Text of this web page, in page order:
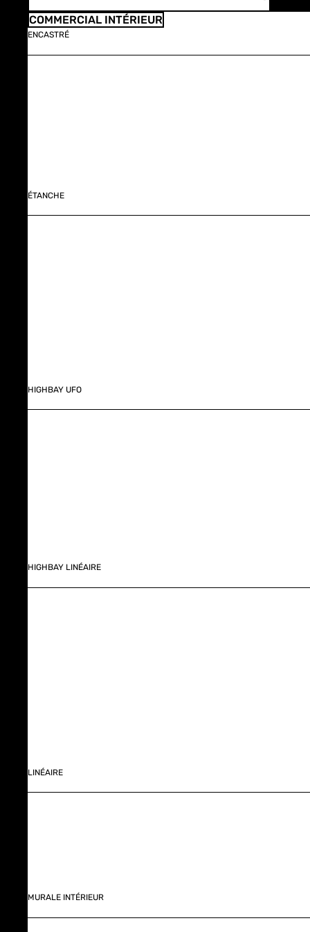
COMMERCIAL INTÉRIEUR
ENCASTRÉ
ÉTANCHE
HIGHBAY UFO
HIGHBAY LINÉAIRE
LINÉAIRE
MURALE INTÉRIEUR